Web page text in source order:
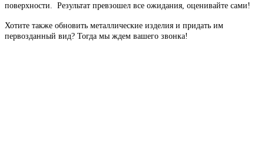
поверхности. Результат превзошел все ожидания, оценивайте сами!
Хотите также обновить металлические изделия и придать им
первозданный вид? Тогда мы ждем вашего звонка!